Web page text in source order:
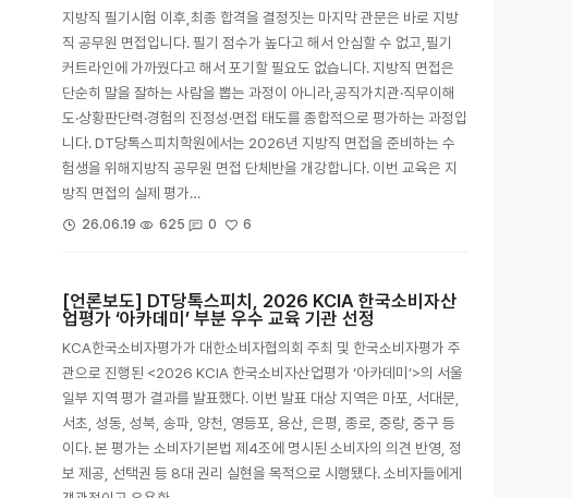
지방직 필기시험 이후,최종 합격을 결정짓는 마지막 관문은 바로 지방
직 공무원 면접입니다. 필기 점수가 높다고 해서 안심할 수 없고,필기
커트라인에 가까웠다고 해서 포기할 필요도 없습니다. 지방직 면접은
단순히 말을 잘하는 사람을 뽑는 과정이 아니라,공직가치관·직무이해
도·상황판단력·경험의 진정성·면접 태도를 종합적으로 평가하는 과정입
니다. DT당톡스피치학원에서는 2026년 지방직 면접을 준비하는 수
험생을 위해지방직 공무원 면접 단체반을 개강합니다. 이번 교육은 지
방직 면접의 실제 평가…
26.06.19 625 0 6
[언론보도] DT당톡스피치, 2026 KCIA 한국소비자산
업평가 ‘아카데미’ 부분 우수 교육 기관 선정
KCA한국소비자평가가 대한소비자협의회 주최 및 한국소비자평가 주
관으로 진행된 <2026 KCIA 한국소비자산업평가 ‘아카데미’>의 서울
일부 지역 평가 결과를 발표했다. 이번 발표 대상 지역은 마포, 서대문,
서초, 성동, 성북, 송파, 양천, 영등포, 용산, 은평, 종로, 중랑, 중구 등
이다. 본 평가는 소비자기본법 제4조에 명시된 소비자의 의견 반영, 정
보 제공, 선택권 등 8대 권리 실현을 목적으로 시행됐다. 소비자들에게